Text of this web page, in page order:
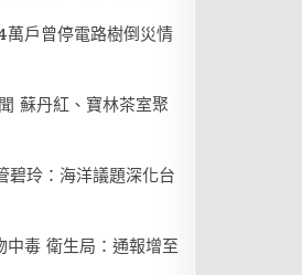
戶曾停電路樹倒災情
蘇丹紅、寶林茶室聚
玲：海洋議題深化台
中毒 衛生局：通報增至